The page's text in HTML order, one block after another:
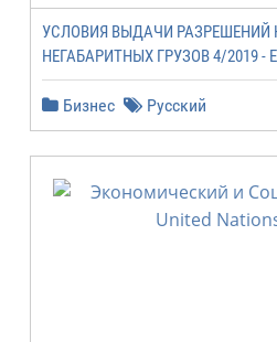
УСЛОВИЯ ВЫДАЧИ РАЗРЕШЕНИЙ
НЕГАБАРИТНЫХ ГРУЗОВ 4/2019 -
Бизнес Русский